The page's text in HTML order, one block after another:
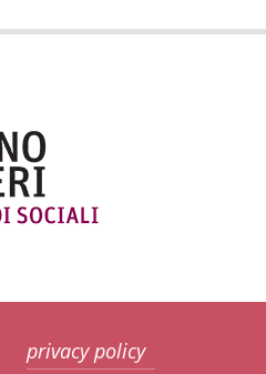
privacy policy